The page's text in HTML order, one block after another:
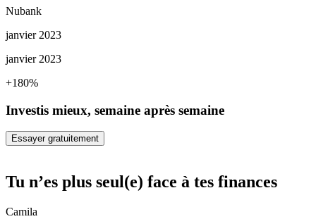
Nubank
janvier 2023
janvier 2023
+180%
Investis mieux, semaine après semaine
Essayer gratuitement
Tu n’es plus seul(e) face à tes finances
Camila